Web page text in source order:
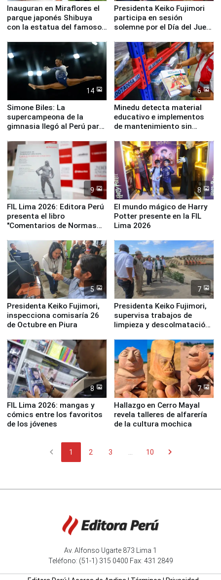
Inauguran en Miraflores el
parque japonés Shibuya
con la estatua del famoso
Presidenta Keiko Fujimori
participa en sesión
solemne por el Día del Juez
14
Simone Biles: La
supercampeona de la
gimnasia llegó al Perú para
Panamericanos Lima 2027
6
Minedu detecta material
educativo e implementos
de mantenimiento sin
la UGEL 2
9
FIL Lima 2026: Editora Perú
presenta el libro
"Comentarios de Normas
Derecho Colectivo"
8
El mundo mágico de Harry
Potter presente en la FIL
Lima 2026
5
Presidenta Keiko Fujimori,
inspecciona comisaría 26
de Octubre en Piura
7
Presidenta Keiko Fujimori,
supervisa trabajos de
limpieza y descolmatación
8
FIL Lima 2026: mangas y
cómics entre los favoritos
de los jóvenes
7
Hallazgo en Cerro Mayal
revela talleres de alfarería
de la cultura mochica
chevron_left 1 2 3 10 chevron_right
Av. Alfonso Ugarte 873 Lima 1
Teléfono: (51-1) 315 0400 Fax: 431 2849